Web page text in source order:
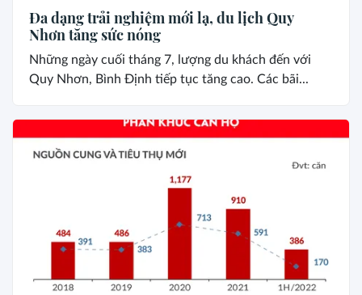
Đa dạng trải nghiệm mới lạ, du lịch Quy
Nhơn tăng sức nóng
Những ngày cuối tháng 7, lượng du khách đến với
Quy Nhơn, Bình Định tiếp tục tăng cao. Các bãi...